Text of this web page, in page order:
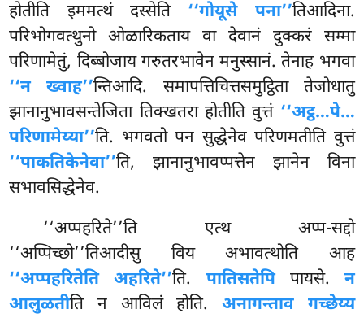
होतीति इममत्थं दस्सेति ‘‘गोयूसे पना’’तिआदिना.
परिभोगवत्थुनो ओळारिकताय वा देवानं दुक्करं सम्मा
परिणामेतुं, दिब्बोजाय गरुतरभावेन मनुस्सानं. तेनाह भगवा
‘‘न ख्वाह’’न्तिआदि. समापत्तिचित्तसमुट्ठिता तेजोधातु
झानानुभावसन्तेजिता तिक्खतरा होतीति वुत्तं ‘‘अट्ठ…पे…
परिणामेय्या’’ति. भगवतो पन सुद्धेनेव परिणमतीति वुत्तं
‘‘पाकतिकेनेवा’’ति, झानानुभावप्पत्तेन झानेन विना
सभावसिद्धेनेव.
‘‘अप्पहरिते’’ति एत्थ अप्प-सद्दो
‘‘अप्पिच्छो’’तिआदीसु विय अभावत्थोति आह
‘‘अप्पहरितेति अहरिते’’ति. पातिसतेपिपायसे. न
आलुळतीति न आविलं होति.अनागन्ताव गच्छेय्य